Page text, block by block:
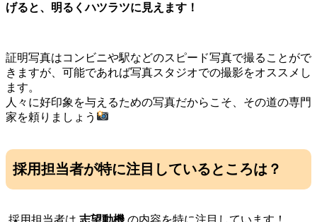
げると、明るくハツラツに見えます！
証明写真はコンビニや駅などのスピード写真で撮ることがで
きますが、可能であれば写真スタジオでの撮影をオススメし
ます。
人々に好印象を与えるための写真だからこそ、その道の専門
家を頼りましょう
採用担当者が特に注目しているところは？
採用担当者は 志望動機 の内容を特に注目しています！